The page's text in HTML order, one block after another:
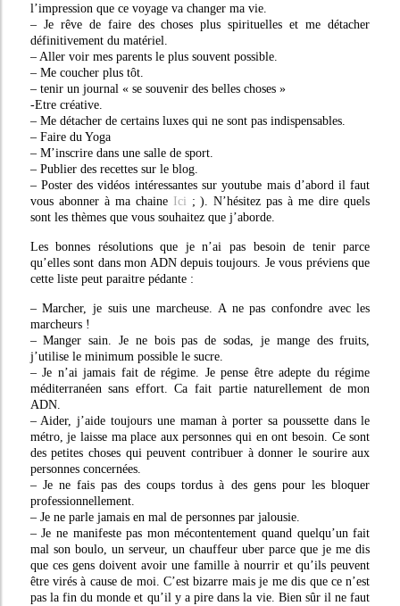
l’impression que ce voyage va changer ma vie.
– Je rêve de faire des choses plus spirituelles et me détacher
définitivement du matériel.
– Aller voir mes parents le plus souvent possible.
– Me coucher plus tôt.
– tenir un journal « se souvenir des belles choses »
-Etre créative.
– Me détacher de certains luxes qui ne sont pas indispensables.
– Faire du Yoga
– M’inscrire dans une salle de sport.
– Publier des recettes sur le blog.
– Poster des vidéos intéressantes sur youtube mais d’abord il faut
vous abonner à ma chaine Ici ; ). N’hésitez pas à me dire quels
sont les thèmes que vous souhaitez que j’aborde.
Les bonnes résolutions que je n’ai pas besoin de tenir parce
qu’elles sont dans mon ADN depuis toujours. Je vous préviens que
cette liste peut paraitre pédante :
– Marcher, je suis une marcheuse. A ne pas confondre avec les
marcheurs !
– Manger sain. Je ne bois pas de sodas, je mange des fruits,
j’utilise le minimum possible le sucre.
– Je n’ai jamais fait de régime. Je pense être adepte du régime
méditerranéen sans effort. Ca fait partie naturellement de mon
ADN.
– Aider, j’aide toujours une maman à porter sa poussette dans le
métro, je laisse ma place aux personnes qui en ont besoin. Ce sont
des petites choses qui peuvent contribuer à donner le sourire aux
personnes concernées.
– Je ne fais pas des coups tordus à des gens pour les bloquer
professionnellement.
– Je ne parle jamais en mal de personnes par jalousie.
– Je ne manifeste pas mon mécontentement quand quelqu’un fait
mal son boulo, un serveur, un chauffeur uber parce que je me dis
que ces gens doivent avoir une famille à nourrir et qu’ils peuvent
être virés à cause de moi. C’est bizarre mais je me dis que ce n’est
pas la fin du monde et qu’il y a pire dans la vie. Bien sûr il ne faut